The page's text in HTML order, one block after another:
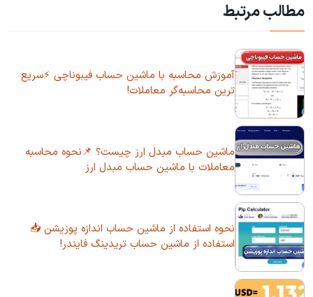
مطالب مرتبط
آموزش محاسبه با ماشین حساب فیبوناچی ⚡سریع
ترین محاسبه‌گر معاملات!
ماشین حساب مبدل ارز چیست؟ 📌نحوه محاسبه
معاملات با ماشین حساب مبدل ارز
نحوه استفاده از ماشین حساب اندازه پوزیشن 📥
استفاده از ماشین حساب تریدینگ فایندر!